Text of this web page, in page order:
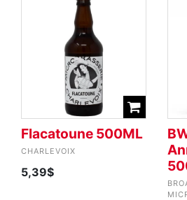
Flacatoune 500ML
CHARLEVOIX
5,39$